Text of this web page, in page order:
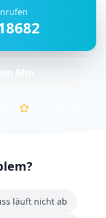
läuft nicht ab